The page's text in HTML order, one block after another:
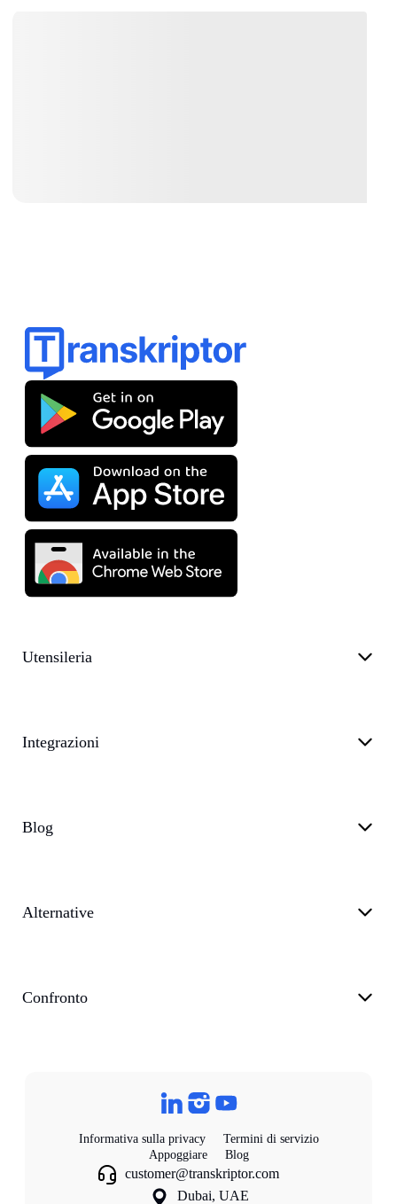
Utensileria
Integrazioni
Blog
Alternative
Confronto
Informativa sulla privacy
Termini di servizio
Appoggiare
Blog
customer@transkriptor.com
Dubai, UAE